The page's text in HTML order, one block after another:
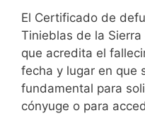
El Certificado de
Tinieblas de la
que acredita el
fecha y lugar en que
fundamental para
cónyuge o para